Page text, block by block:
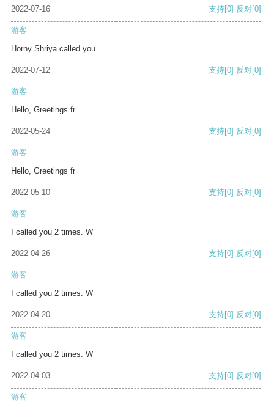
2022-07-16 支持[0] 反对[0]
游客
Horny Shriya called you
2022-07-12 支持[0] 反对[0]
游客
Hello, Greetings fr
2022-05-24 支持[0] 反对[0]
游客
Hello, Greetings fr
2022-05-10 支持[0] 反对[0]
游客
I called you 2 times. W
2022-04-26 支持[0] 反对[0]
游客
I called you 2 times. W
2022-04-20 支持[0] 反对[0]
游客
I called you 2 times. W
2022-04-03 支持[0] 反对[0]
游客